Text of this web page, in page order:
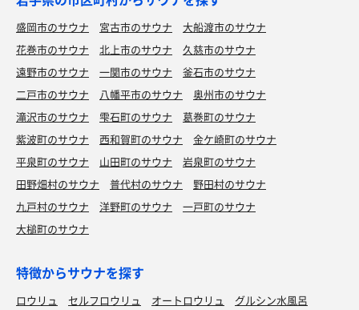
盛岡市のサウナ 宮古市のサウナ
大船渡市のサウナ
花巻市のサウナ
北上市のサウナ
久慈市のサウナ
遠野市のサウナ
一関市のサウナ
釜石市のサウナ
二戸市のサウナ
八幡平市のサウナ
奥州市のサウナ
滝沢市のサウナ
雫石町のサウナ
葛巻町のサウナ
紫波町のサウナ
西和賀町のサウナ
金ケ崎町のサウナ
平泉町のサウナ
山田町のサウナ
岩泉町のサウナ
田野畑村のサウナ
普代村のサウナ
野田村のサウナ
九戸村のサウナ
洋野町のサウナ
一戸町のサウナ
大槌町のサウナ
特徴からサウナを探す
ロウリュ セルフロウリュ オートロウリュ
グルシン水風呂